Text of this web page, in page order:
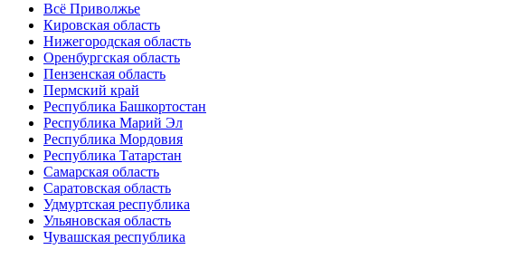
Всё Приволжье
Кировская область
Нижегородская область
Оренбургская область
Пензенская область
Пермский край
Республика Башкортостан
Республика Марий Эл
Республика Мордовия
Республика Татарстан
Самарская область
Саратовская область
Удмуртская республика
Ульяновская область
Чувашская республика